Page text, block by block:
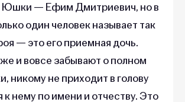
Юшки — Ефим Дмитриевич, но в
один человек называет так
— это его приемная дочь.
и вовсе забывают о полном
никому не приходит в голову
к нему по имени и отчеству. Это